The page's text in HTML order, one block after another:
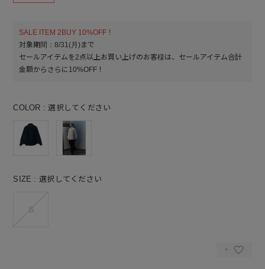
SALE ITEM 2BUY 10%OFF！
対象期間：8/31(月)まで
セールアイテムを2点以上お買い上げのお客様は、セールアイテム合計
金額からさらに10%OFF！
COLOR 選択してください
SIZE 選択してください